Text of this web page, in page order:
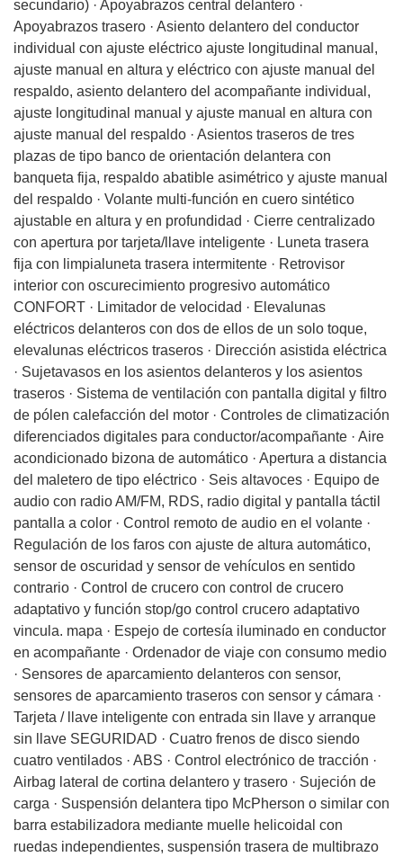
secundario) · Apoyabrazos central delantero ·
Apoyabrazos trasero · Asiento delantero del conductor
individual con ajuste eléctrico ajuste longitudinal manual,
ajuste manual en altura y eléctrico con ajuste manual del
respaldo, asiento delantero del acompañante individual,
ajuste longitudinal manual y ajuste manual en altura con
ajuste manual del respaldo · Asientos traseros de tres
plazas de tipo banco de orientación delantera con
banqueta fija, respaldo abatible asimétrico y ajuste manual
del respaldo · Volante multi-función en cuero sintético
ajustable en altura y en profundidad · Cierre centralizado
con apertura por tarjeta/llave inteligente · Luneta trasera
fija con limpialuneta trasera intermitente · Retrovisor
interior con oscurecimiento progresivo automático
CONFORT · Limitador de velocidad · Elevalunas
eléctricos delanteros con dos de ellos de un solo toque,
elevalunas eléctricos traseros · Dirección asistida eléctrica
· Sujetavasos en los asientos delanteros y los asientos
traseros · Sistema de ventilación con pantalla digital y filtro
de pólen calefacción del motor · Controles de climatización
diferenciados digitales para conductor/acompañante · Aire
acondicionado bizona de automático · Apertura a distancia
del maletero de tipo eléctrico · Seis altavoces · Equipo de
audio con radio AM/FM, RDS, radio digital y pantalla táctil
pantalla a color · Control remoto de audio en el volante ·
Regulación de los faros con ajuste de altura automático,
sensor de oscuridad y sensor de vehículos en sentido
contrario · Control de crucero con control de crucero
adaptativo y función stop/go control crucero adaptativo
vincula. mapa · Espejo de cortesía iluminado en conductor
en acompañante · Ordenador de viaje con consumo medio
· Sensores de aparcamiento delanteros con sensor,
sensores de aparcamiento traseros con sensor y cámara ·
Tarjeta / llave inteligente con entrada sin llave y arranque
sin llave SEGURIDAD · Cuatro frenos de disco siendo
cuatro ventilados · ABS · Control electrónico de tracción ·
Airbag lateral de cortina delantero y trasero · Sujeción de
carga · Suspensión delantera tipo McPherson o similar con
barra estabilizadora mediante muelle helicoidal con
ruedas independientes, suspensión trasera de multibrazo